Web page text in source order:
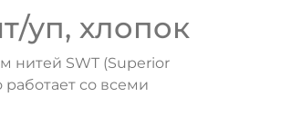
уп, хлопок
нитей SWT (Superior
со всеми